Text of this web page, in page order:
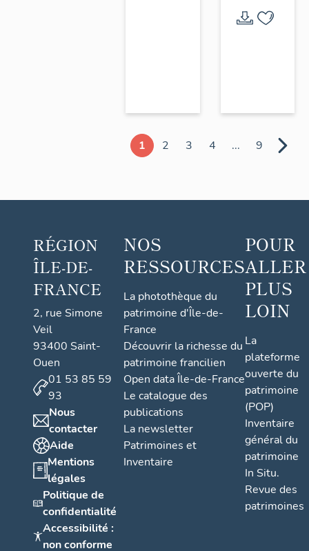
1 2 3 4 ... 9
RÉGION
ÎLE-DE-
FRANCE
2, rue Simone
Veil
93400 Saint-
Ouen
01 53 85 59
93
Nous
contacter
Aide
Mentions
légales
Politique de
confidentialité
Accessibilité :
non conforme
NOS
RESSOURCES
La photothèque du
patrimoine d'Île-de-
France
Découvrir la richesse du
patrimoine francilien
Open data Île-de-France
Le catalogue des
publications
La newsletter
Patrimoines et
Inventaire
POUR
ALLER
PLUS
LOIN
La
plateforme
ouverte du
patrimoine
(POP)
Inventaire
général du
patrimoine
In Situ.
Revue des
patrimoines